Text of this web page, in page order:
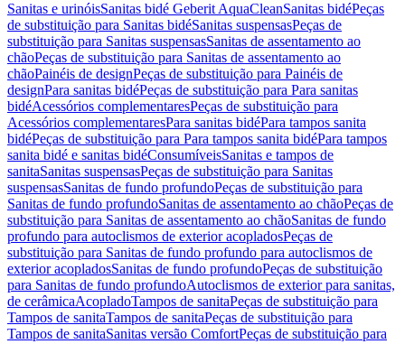
Sanitas e urinóisSanitas bidé Geberit AquaCleanSanitas bidéPeças
de substituição para Sanitas bidéSanitas suspensasPeças de
substituição para Sanitas suspensasSanitas de assentamento ao
chãoPeças de substituição para Sanitas de assentamento ao
chãoPainéis de designPeças de substituição para Painéis de
designPara sanitas bidéPeças de substituição para Para sanitas
bidéAcessórios complementaresPeças de substituição para
Acessórios complementaresPara sanitas bidéPara tampos sanita
bidéPeças de substituição para Para tampos sanita bidéPara tampos
sanita bidé e sanitas bidéConsumíveisSanitas e tampos de
sanitaSanitas suspensasPeças de substituição para Sanitas
suspensasSanitas de fundo profundoPeças de substituição para
Sanitas de fundo profundoSanitas de assentamento ao chãoPeças de
substituição para Sanitas de assentamento ao chãoSanitas de fundo
profundo para autoclismos de exterior acopladosPeças de
substituição para Sanitas de fundo profundo para autoclismos de
exterior acopladosSanitas de fundo profundoPeças de substituição
para Sanitas de fundo profundoAutoclismos de exterior para sanitas,
de cerâmicaAcopladoTampos de sanitaPeças de substituição para
Tampos de sanitaTampos de sanitaPeças de substituição para
Tampos de sanitaSanitas versão ComfortPeças de substituição para